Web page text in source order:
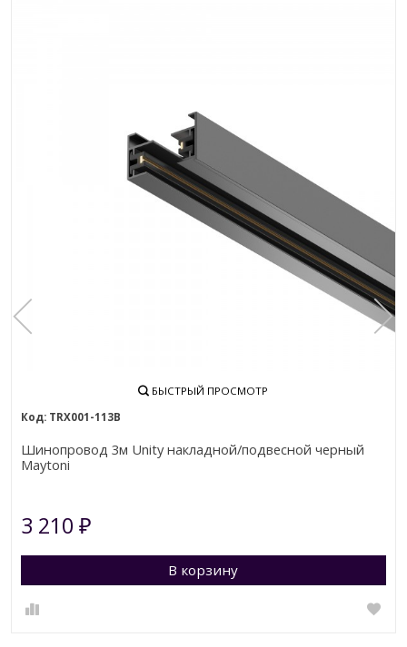
БЫСТРЫЙ ПРОСМОТР
TRX001-113B
Шинопровод 3м Unity накладной/подвесной черный
Maytoni
3 210₽
В корзину